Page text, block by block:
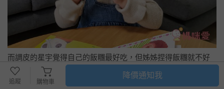
而調皮的星宇覺得自己的飯糰最好吃，但姊姊捏得飯糰就不好
吃！
追蹤 購物車
降價通知我